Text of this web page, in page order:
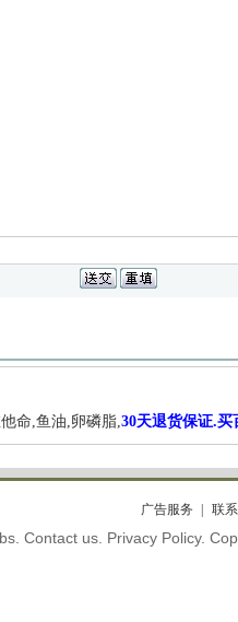
命,鱼油,卵磷脂,30天退货保证.买
广告服务 联
Contact us. Privacy Policy.